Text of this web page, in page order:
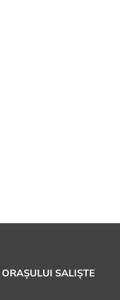
SALIȘTE